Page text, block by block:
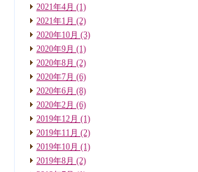
2021年4月 (1)
2021年1月 (2)
2020年10月 (3)
2020年9月 (1)
2020年8月 (2)
2020年7月 (6)
2020年6月 (8)
2020年2月 (6)
2019年12月 (1)
2019年11月 (2)
2019年10月 (1)
2019年8月 (2)